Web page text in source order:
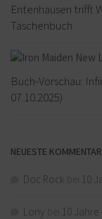
Entenhausen trifft
Taschenbuch
Buch-Vorschau:
07.10.2025)
NEUESTE
Doc Rock 10
Lony 10 Jahre